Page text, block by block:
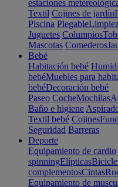
estaciones
Textil Cojines de jardín
Piscina Plegable
Juguetes Columpios
Mascotas Comederos
Bebé
Habitación bebé
bebéMuebles para
bebéDecoración bebé
Paseo CocheMochilas
Baño e higiene
Textil bebé Cojines
Seguridad Barreras
Deporte
Equipamiento de cardio
spinningElípticas
complementosCintas
Equipamiento de